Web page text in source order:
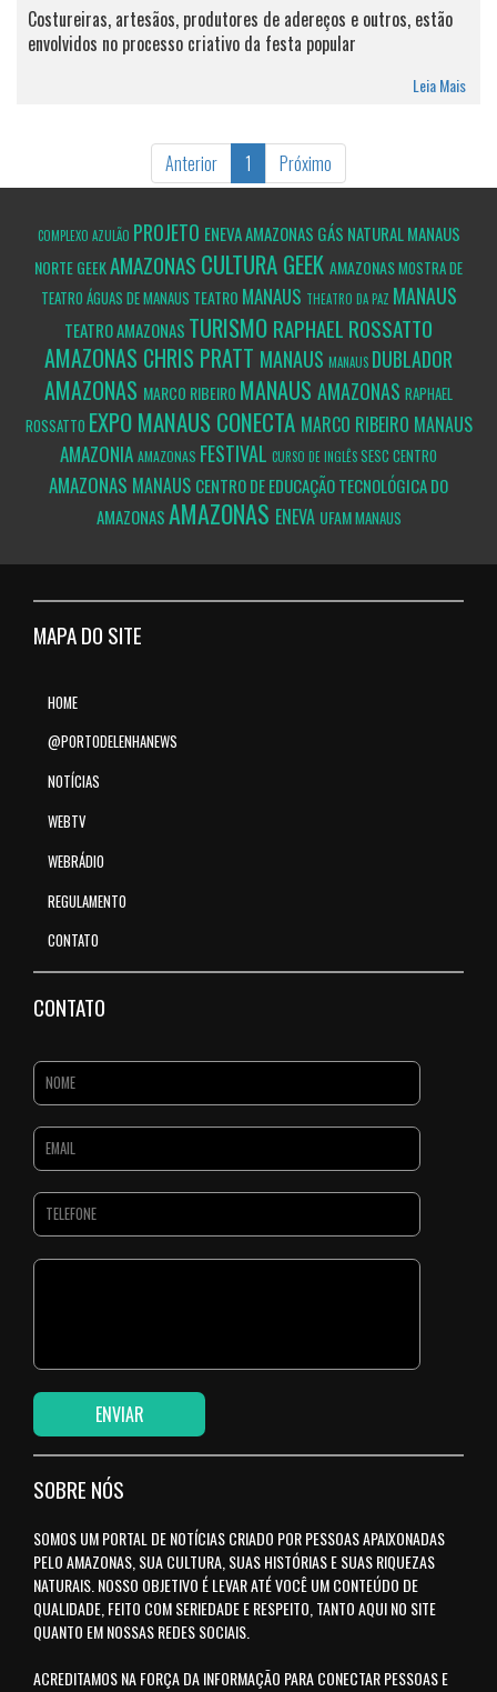
Costureiras, artesãos, produtores de adereços e outros, estão
envolvidos no processo criativo da festa popular
Leia Mais
Anterior 1 Próximo
COMPLEXO AZULÃO PROJETO ENEVAAMAZONAS GÁS NATURALMANAUS
NORTE GEEKAMAZONAS CULTURA GEEK AMAZONASMOSTRA DE
TEATRO ÁGUAS DE MANAUS TEATRO MANAUS THEATRO DA PAZ MANAUS
TEATRO AMAZONAS TURISMO RAPHAEL ROSSATTO
AMAZONAS CHRIS PRATT MANAUS MANAUS DUBLADOR
AMAZONAS MARCO RIBEIRO MANAUS AMAZONAS RAPHAEL
ROSSATTO EXPO MANAUS CONECTA MARCO RIBEIRO MANAUS
AMAZONIA AMAZONAS FESTIVAL CURSO DE INGLÊSSESC CENTRO
AMAZONAS MANAUS CENTRO DE EDUCAÇÃO TECNOLÓGICA DO
AMAZONASAMAZONAS ENEVA UFAMMANAUS
MAPA DO SITE
HOME
@PORTODELENHANEWS
NOTÍCIAS
WEBTV
WEBRÁDIO
REGULAMENTO
CONTATO
CONTATO
SOBRE NÓS
SOMOS UM PORTAL DE NOTÍCIAS CRIADO POR PESSOAS APAIXONADAS
PELO AMAZONAS, SUA CULTURA, SUAS HISTÓRIAS E SUAS RIQUEZAS
NATURAIS. NOSSO OBJETIVO É LEVAR ATÉ VOCÊ UM CONTEÚDO DE
QUALIDADE, FEITO COM SERIEDADE E RESPEITO, TANTO AQUI NO SITE
QUANTO EM NOSSAS REDES SOCIAIS.
ACREDITAMOS NA FORÇA DA INFORMAÇÃO PARA CONECTAR PESSOAS E